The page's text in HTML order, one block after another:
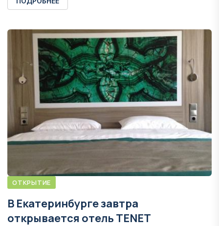
ОТКРЫТИЕ
В Екатеринбурге завтра
открывается отель TENET